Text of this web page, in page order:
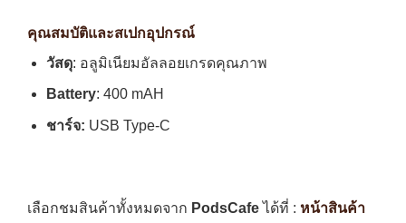
คุณสมบัติและสเปกอุปกรณ์
วัสดุ: อลูมิเนียมอัลลอยเกรดคุณภาพ
Battery: 400 mAH
ชาร์จ: USB Type-C
เลือกชมสินค้าทั้งหมดจาก PodsCafeได้ที่ : หน้าสินค้า